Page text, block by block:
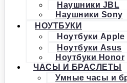
Наушники JBL
Наушники Sony
НОУТБУКИ
Ноутбуки Apple
Ноутбуки Asus
Ноутбуки Honor
ЧАСЫ И БРАСЛЕТЫ
Умные часы и